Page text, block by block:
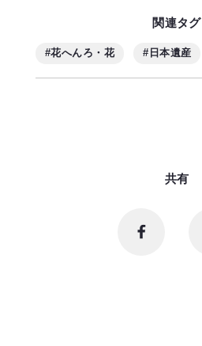
関連タグ
#花へんろ・花 #日本遺産
共有